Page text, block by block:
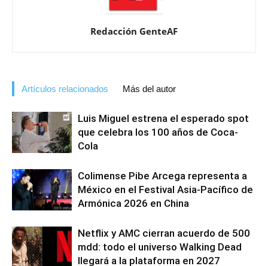
Redacción GenteAF
Artículos relacionados Más del autor
Luis Miguel estrena el esperado spot
que celebra los 100 años de Coca-
Cola
Colimense Pibe Arcega representa a
México en el Festival Asia-Pacífico de
Armónica 2026 en China
Netflix y AMC cierran acuerdo de 500
mdd: todo el universo Walking Dead
llegará a la plataforma en 2027